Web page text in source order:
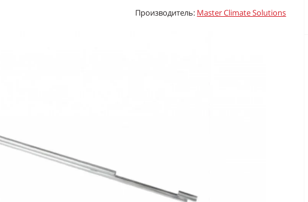
Производитель: Master Climate Solutions